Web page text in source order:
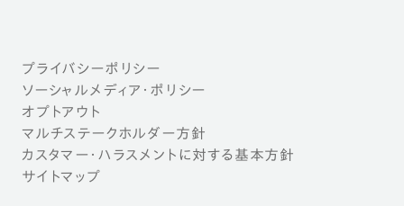
プライバシーポリシー
ソーシャルメディア・ポリシー
オプトアウト
マルチステークホルダー方針
カスタマー・ハラスメントに対する基本方針
サイトマップ